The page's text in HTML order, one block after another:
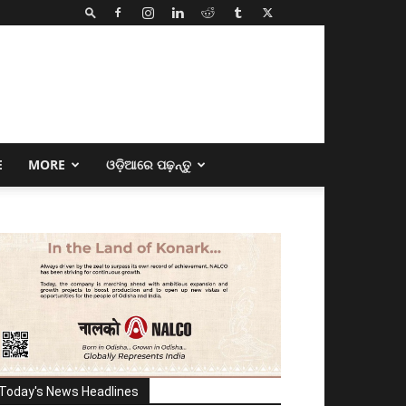
MORE ଓଡ଼ିଆରେ ପଢ଼ନ୍ତୁ
Today's News Headlines